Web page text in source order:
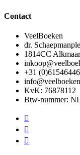
Contact
VeelBoeken
dr.
1814CC Alkmaar
+31
KvK: 76878112
Btw-nummer: